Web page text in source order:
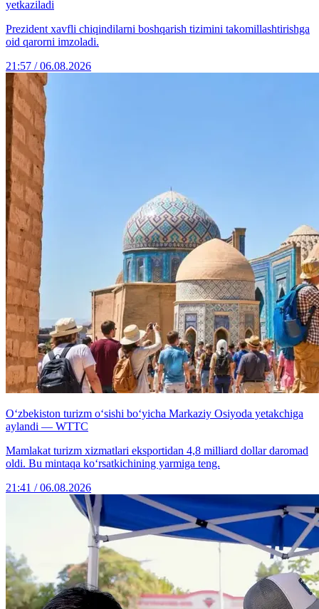
yetkaziladi
Prezident xavfli chiqindilarni boshqarish tizimini takomillashtirishga
oid qarorni imzoladi.
21:57 / 06.08.2026
O‘zbekiston turizm o‘sishi bo‘yicha Markaziy Osiyoda yetakchiga
aylandi — WTTC
Mamlakat turizm xizmatlari eksportidan 4,8 milliard dollar daromad
oldi. Bu mintaqa ko‘rsatkichining yarmiga teng.
21:41 / 06.08.2026